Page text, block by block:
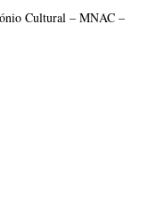
Cultural – MNAC –